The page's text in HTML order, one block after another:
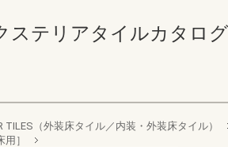
ステリアタイルカタロ
TILES（外装床タイル／内装・外装床タイル）
用］